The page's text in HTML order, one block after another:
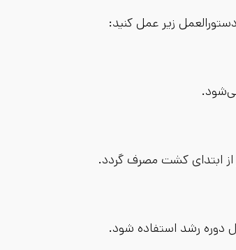
زیر عمل کنید:
از ابتدای کشت مصرف گردد.
دوره رشد استفاده شود.